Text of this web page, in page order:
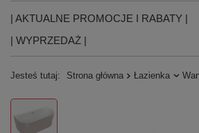
| AKTUALNE PROMOCJE I RABATY |
| WYPRZEDAŻ |
Jesteś tutaj: Strona główna Łazienka